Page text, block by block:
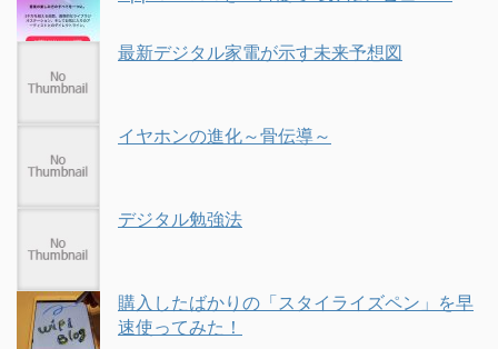
最新デジタル家電が示す未来予想図
イヤホンの進化～骨伝導～
デジタル勉強法
購入したばかりの「スタイライズペン」を早
速使ってみた！